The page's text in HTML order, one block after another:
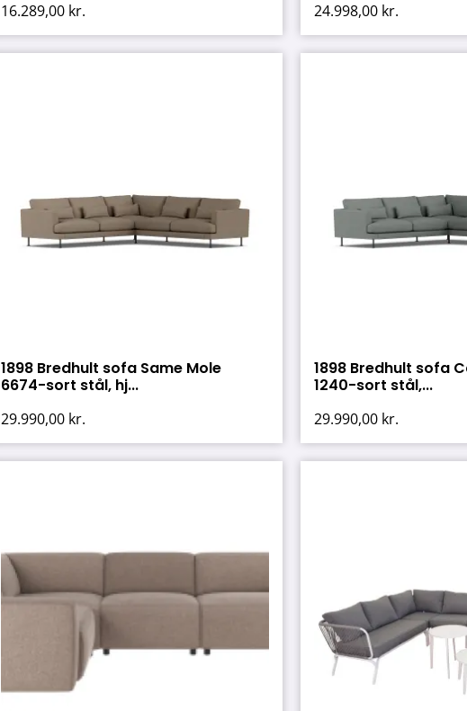
16.289,00 kr. 24.998,00 kr.
1898 Bredhult sofa Same Mole
6674-sort stål, hj...
29.990,00 kr.
1898 Bredhult sofa
1240-sort stål,...
29.990,00 kr.